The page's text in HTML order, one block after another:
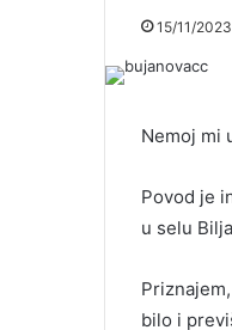
15/11/2023
Nemoj mi
Povod je
u selu
bilo i